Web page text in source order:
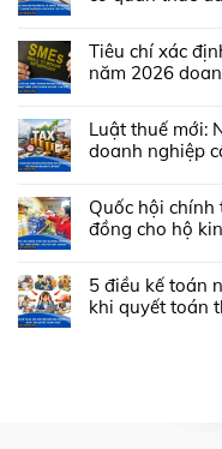
Tiêu chí xác
năm 2026
Luật thuế mới:
doanh nghiệp
Quốc hội
đồng cho hộ
5 điều kế toán
khi quyết toán